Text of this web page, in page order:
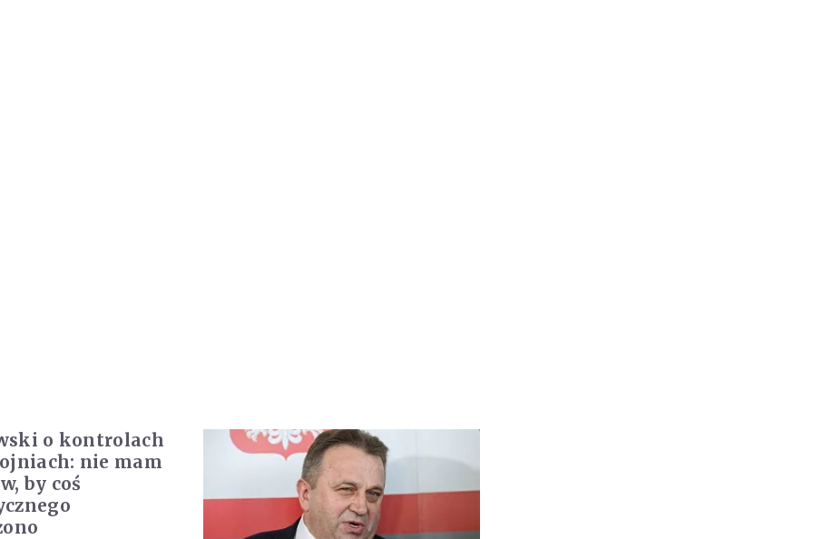
o kontrolach
nie mam
by coś